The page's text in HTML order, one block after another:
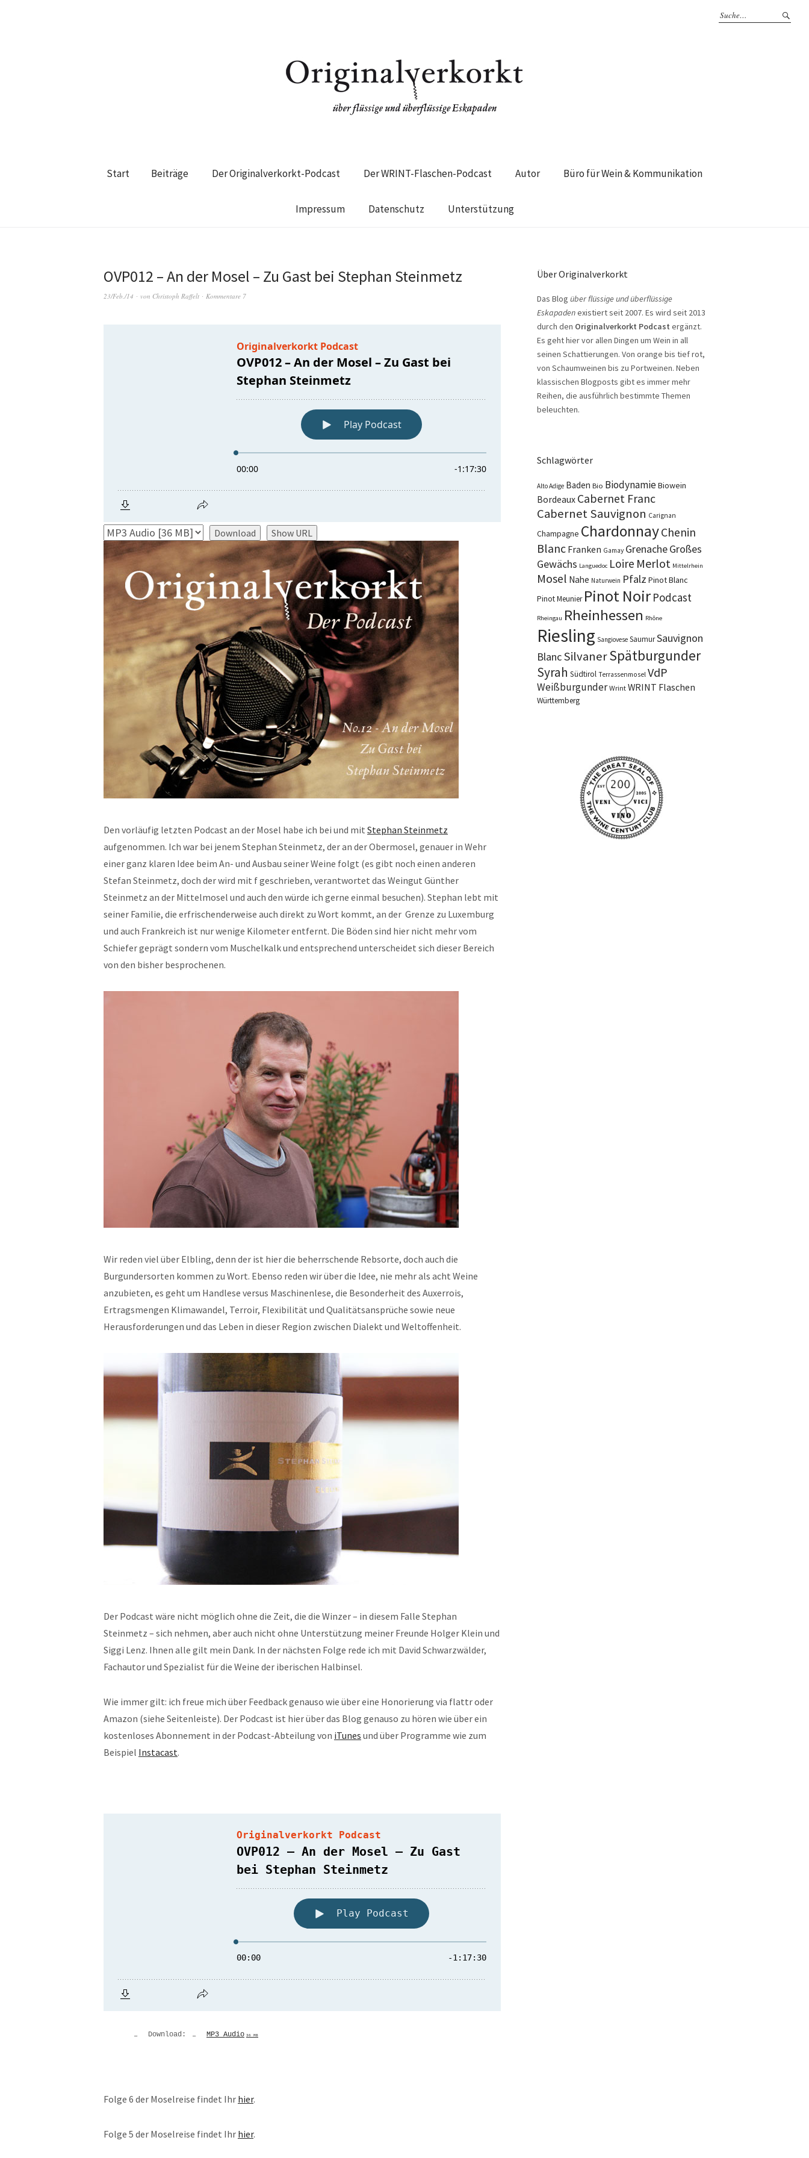
Start Beiträge Der Originalverkorkt-Podcast Der WRINT-Flaschen-Podcast Autor Büro für Wein & Kommunikation
Impressum Datenschutz Unterstützung
OVP012 – An der Mosel – Zu Gast bei Stephan Steinmetz
23/Feb./14 von Christoph Raffelt Kommentare 7
Download Show URL
Den vorläufig letzten Podcast an der Mosel habe ich bei und mit Stephan Steinmetz
aufgenommen. Ich war bei jenem Stephan Steinmetz, der an der Obermosel, genauer in Wehr
einer ganz klaren Idee beim An- und Ausbau seiner Weine folgt (es gibt noch einen anderen
Stefan Steinmetz, doch der wird mit f geschrieben, verantwortet das Weingut Günther
Steinmetz an der Mittelmosel und auch den würde ich gerne einmal besuchen). Stephan lebt mit
seiner Familie, die erfrischenderweise auch direkt zu Wort kommt, an der Grenze zu Luxemburg
und auch Frankreich ist nur wenige Kilometer entfernt. Die Böden sind hier nicht mehr vom
Schiefer geprägt sondern vom Muschelkalk und entsprechend unterscheidet sich dieser Bereich
von den bisher besprochenen.
Wir reden viel über Elbling, denn der ist hier die beherrschende Rebsorte, doch auch die
Burgundersorten kommen zu Wort. Ebenso reden wir über die Idee, nie mehr als acht Weine
anzubieten, es geht um Handlese versus Maschinenlese, die Besonderheit des Auxerrois,
Ertragsmengen Klimawandel, Terroir, Flexibilität und Qualitätsansprüche sowie neue
Herausforderungen und das Leben in dieser Region zwischen Dialekt und Weltoffenheit.
Der Podcast wäre nicht möglich ohne die Zeit, die die Winzer – in diesem Falle Stephan
Steinmetz – sich nehmen, aber auch nicht ohne Unterstützung meiner Freunde Holger Klein und
Siggi Lenz. Ihnen alle gilt mein Dank. In der nächsten Folge rede ich mit David Schwarzwälder,
Fachautor und Spezialist für die Weine der iberischen Halbinsel.
Wie immer gilt: ich freue mich über Feedback genauso wie über eine Honorierung via flattr oder
Amazon (siehe Seitenleiste). Der Podcast ist hier über das Blog genauso zu hören wie über ein
kostenloses Abonnement in der Podcast-Abteilung von iTunes und über Programme wie zum
Beispiel Instacast.
Download: MP3 Audio 36 MB
Folge 6 der Moselreise findet Ihr hier.
Folge 5 der Moselreise findet Ihr hier.
Über Originalverkorkt
Das Blog über flüssige und überflüssige
Eskapadenexistiert seit 2007. Es wird seit 2013
durch den Originalverkorkt Podcast ergänzt.
Es geht hier vor allen Dingen um Wein in all
seinen Schattierungen. Von orange bis tief rot,
von Schaumweinen bis zu Portweinen. Neben
klassischen Blogposts gibt es immer mehr
Reihen, die ausführlich bestimmte Themen
beleuchten.
Schlagwörter
Alto Adige Baden Bio BiodynamieBiowein
Bordeaux Cabernet Franc
Cabernet Sauvignon Carignan
Champagne ChardonnayChenin
Blanc Franken Gamay GrenacheGroßes
Gewächs Languedoc Loire Merlot Mittelrhein
Mosel Nahe Naturwein Pfalz Pinot Blanc
Pinot Meunier Pinot Noir Podcast
Rheingau Rheinhessen Rhône
Riesling Sangiovese SaumurSauvignon
BlancSilvanerSpätburgunder
Syrah Südtirol Terrassenmosel VdP
Weißburgunder Wrint WRINT Flaschen
Württemberg